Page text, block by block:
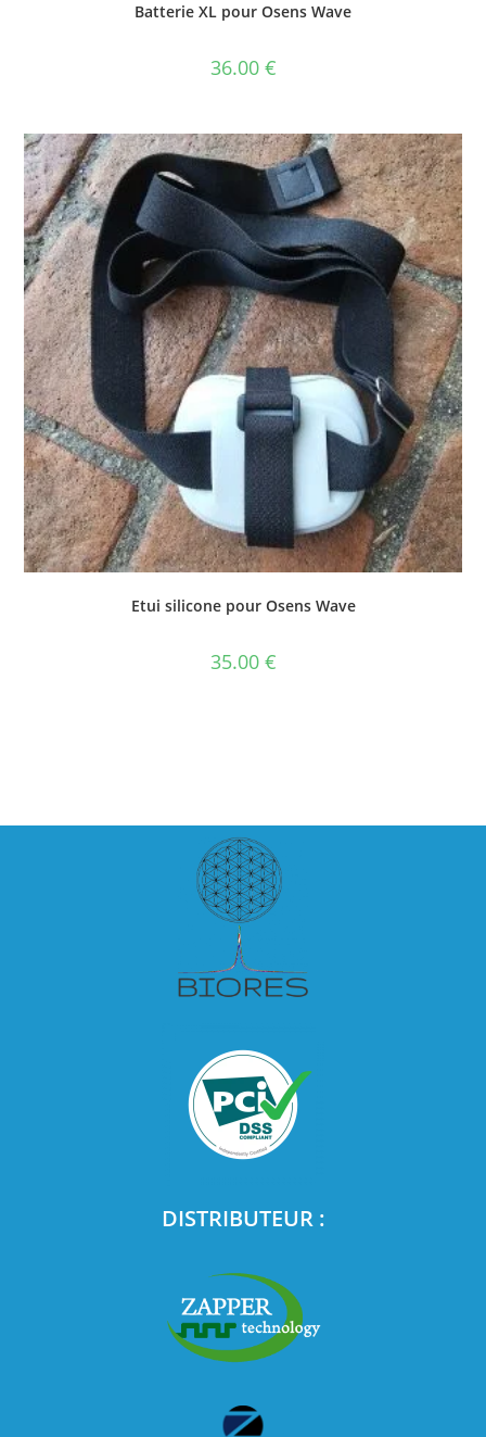
Batterie XL pour Osens Wave
36.00 €
Etui silicone pour Osens Wave
35.00 €
DISTRIBUTEUR :